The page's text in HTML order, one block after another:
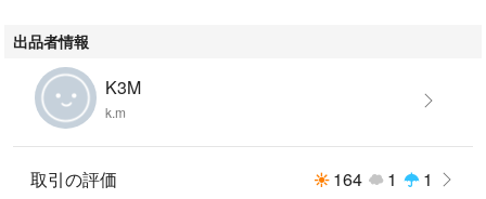
出品者情報
K3M
k.m
取引の評価 164 1 1